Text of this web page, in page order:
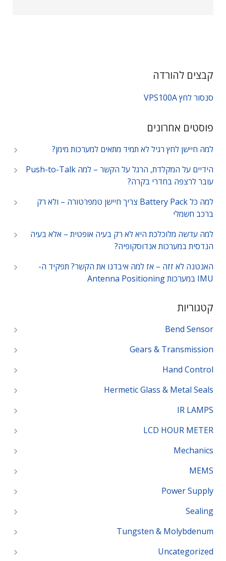
קבצים להורדה
סנסור לחץ VPS100A
פוסטים אחרונים
למה חיישן לחץ רגיל לא תמיד מתאים למערכות מימן?
הידיים על המקלדת, הרגל על הקשר – למה Push-to-Talk
עובר לרצפה בחדרי בקרה?
למה כל Battery Pack צריך חיישן טמפרטורה – ולא רק
ברכב חשמלי
למה עדשה מלוכלכת היא לא רק בעיה אופטית – אלא בעיה
הנדסית במערכות אנדוסקופיה?
האנטנה לא זזה – אז למה איבדנו את הקשר? תפקיד ה-
IMU במערכות Antenna Positioning
קטגוריות
Bend Sensor
Gears & Transmission
Hand Control
Hermetic Glass & Metal Seals
IR LAMPS
LCD HOUR METER
Mechanics
MEMS
Power Supply
Sealing
Tungsten & Molybdenum
Uncategorized